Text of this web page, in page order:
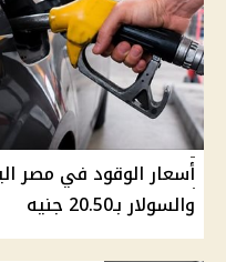
والسولار بـ20.50 جنيه